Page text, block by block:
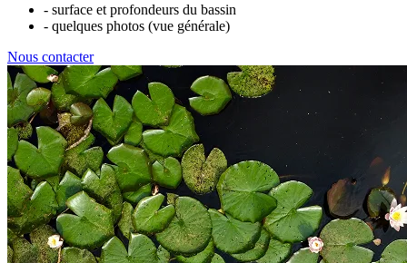
- surface et profondeurs du bassin
- quelques photos (vue générale)
Nous contacter